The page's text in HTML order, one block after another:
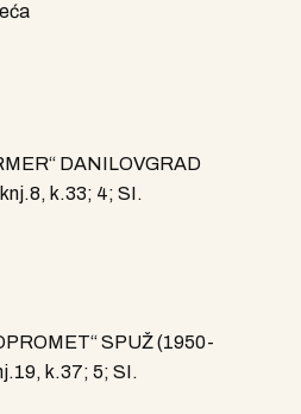
DANILOVGRAD
k.33; 4; SI.
SPUŽ (1950-
k.37; 5; SI.